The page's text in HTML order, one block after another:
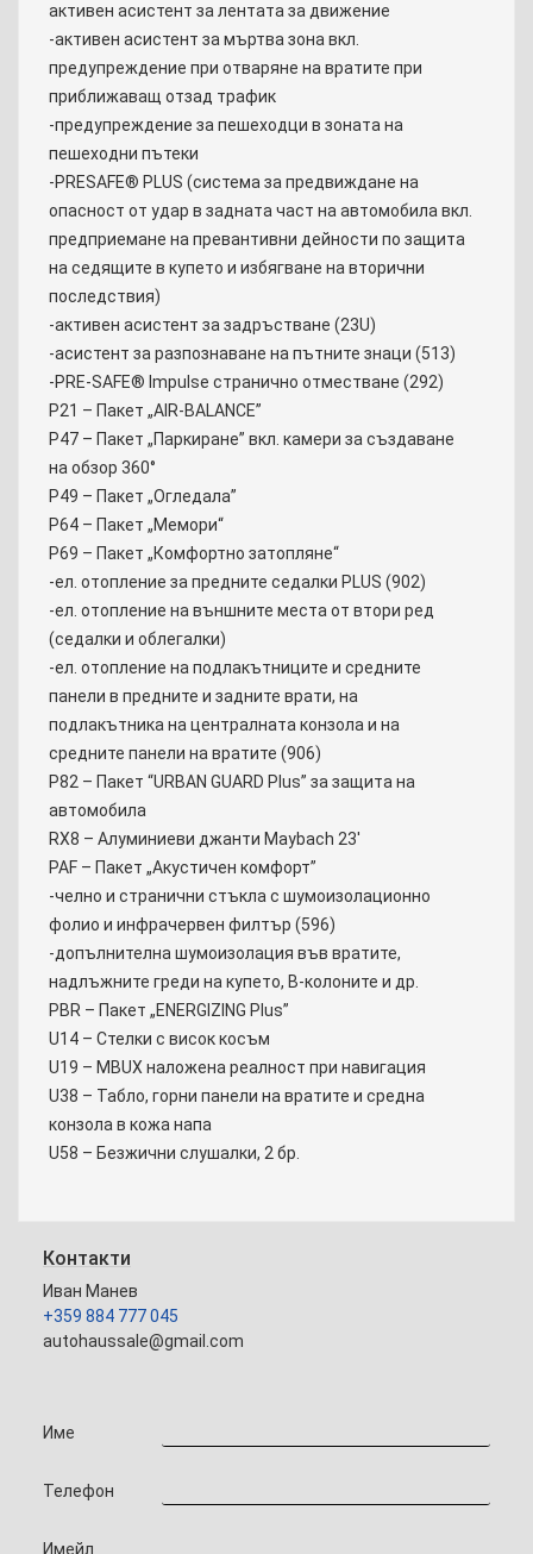
активен асистент за лентата за движение
-активен асистент за мъртва зона вкл.
предупреждение при отваряне на вратите при
приближаващ отзад трафик
-предупреждение за пешеходци в зоната на
пешеходни пътеки
-PRESAFE® PLUS (система за предвиждане на
опасност от удар в задната част на автомобила вкл.
предприемане на превантивни дейности по защита
на седящите в купето и избягване на вторични
последствия)
-активен асистент за задръстване (23U)
-асистент за разпознаване на пътните знаци (513)
-PRE-SAFE® Impulse странично отместване (292)
P21 – Пакет „AIR-BALANCE”
P47 – Пакет „Паркиране” вкл. камери за създаване
на обзор 360°
P49 – Пакет „Огледала”
P64 – Пакет „Мемори“
P69 – Пакет „Комфортно затопляне“
-ел. отопление за предните седалки PLUS (902)
-ел. отопление на външните места от втори ред
(седалки и облегалки)
-ел. отопление на подлакътниците и средните
панели в предните и задните врати, на
подлакътника на централната конзола и на
средните панели на вратите (906)
P82 – Пакет “URBAN GUARD Plus” за защита на
автомобила
RX8 – Алуминиеви джанти Maybach 23′
PAF – Пакет „Акустичен комфорт”
-челно и странични стъкла с шумоизолационно
фолио и инфрачервен филтър (596)
-допълнителна шумоизолация във вратите,
надлъжните греди на купето, B-колоните и др.
PBR – Пакет „ENERGIZING Plus”
U14 – Стелки с висок косъм
U19 – MBUX наложена реалност при навигация
U38 – Табло, горни панели на вратите и средна
конзола в кожа напа
U58 – Безжични слушалки, 2 бр.
Контакти
Иван Манев
+359 884 777 045
autohaussale@gmail.com
Име
Телефон
Имейл